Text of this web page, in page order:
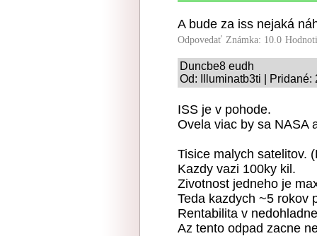
A bude za iss nejaká
Odpovedať Známka: 10.0
Duncbe8 eudh
Od: Illuminatb3ti | Pridané:
ISS je v pohode.
Ovela viac by sa NASA
Tisice malych satelitov.
Kazdy vazi 100ky kil.
Zivotnost jedneho je
Teda kazdych ~5 rokov
Rentabilita v
Az tento odpad zacne